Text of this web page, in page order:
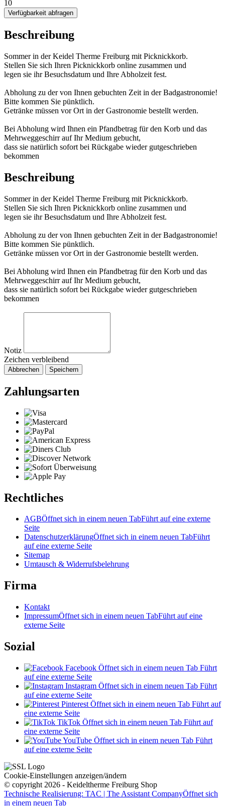
10
Verfügbarkeit abfragen
Beschreibung
Sommer in der Keidel Therme Freiburg mit Picknickkorb.
Stellen Sie sich Ihren Picknickkorb online zusammen und
legen sie ihr Besuchsdatum und Ihre Abholzeit fest.
Abholung zu der von Ihnen gebuchten Zeit in der Badgastronomie!
Bitte kommen Sie pünktlich.
Getränke müssen vor Ort in der Gastronomie bestellt werden.
Bei Abholung wird Ihnen ein Pfandbetrag für den Korb und das
Mehrweggeschirr auf Ihr Medium gebucht,
dass sie natürlich sofort bei Rückgabe wieder gutgeschrieben
bekommen
Beschreibung
Sommer in der Keidel Therme Freiburg mit Picknickkorb.
Stellen Sie sich Ihren Picknickkorb online zusammen und
legen sie ihr Besuchsdatum und Ihre Abholzeit fest.
Abholung zu der von Ihnen gebuchten Zeit in der Badgastronomie!
Bitte kommen Sie pünktlich.
Getränke müssen vor Ort in der Gastronomie bestellt werden.
Bei Abholung wird Ihnen ein Pfandbetrag für den Korb und das
Mehrweggeschirr auf Ihr Medium gebucht,
dass sie natürlich sofort bei Rückgabe wieder gutgeschrieben
bekommen
Notiz
Zeichen verbleibend
Abbrechen Speichern
Zahlungsarten
Rechtliches
AGBÖffnet sich in einem neuen TabFührt auf eine externe
Seite
DatenschutzerklärungÖffnet sich in einem neuen TabFührt
auf eine externe Seite
Sitemap
Umtausch & Widerrufsbelehrung
Firma
Kontakt
ImpressumÖffnet sich in einem neuen TabFührt auf eine
externe Seite
Sozial
Facebook Öffnet sich in einem neuen Tab Führt
auf eine externe Seite
Instagram Öffnet sich in einem neuen Tab Führt
auf eine externe Seite
Pinterest Öffnet sich in einem neuen Tab Führt auf
eine externe Seite
TikTok Öffnet sich in einem neuen Tab Führt auf
eine externe Seite
YouTube Öffnet sich in einem neuen Tab Führt
auf eine externe Seite
Cookie-Einstellungen anzeigen/ändern
© copyright 2026 - Keideltherme Freiburg Shop
Technische Realisierung: TAC | The Assistant CompanyÖffnet sich
in einem neuen Tab